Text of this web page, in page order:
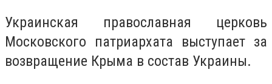
Украинская православная церковь
Московского патриархата выступает за
возвращение Крыма в состав Украины.